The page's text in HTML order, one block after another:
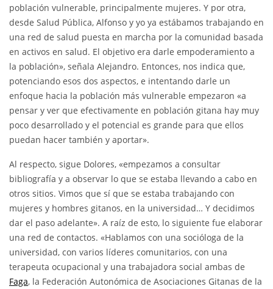
población vulnerable, principalmente mujeres. Y por otra,
desde Salud Pública, Alfonso y yo ya estábamos trabajando en
una red de salud puesta en marcha por la comunidad basada
en activos en salud. El objetivo era darle empoderamiento a
la población», señala Alejandro. Entonces, nos indica que,
potenciando esos dos aspectos, e intentando darle un
enfoque hacia la población más vulnerable empezaron «a
pensar y ver que efectivamente en población gitana hay muy
poco desarrollado y el potencial es grande para que ellos
puedan hacer también y aportar».
Al respecto, sigue Dolores, «empezamos a consultar
bibliografía y a observar lo que se estaba llevando a cabo en
otros sitios. Vimos que sí que se estaba trabajando con
mujeres y hombres gitanos, en la universidad… Y decidimos
dar el paso adelante». A raíz de esto, lo siguiente fue elaborar
una red de contactos. «Hablamos con una socióloga de la
universidad, con varios líderes comunitarios, con una
terapeuta ocupacional y una trabajadora social ambas de
Faga, la Federación Autonómica de Asociaciones Gitanas de la